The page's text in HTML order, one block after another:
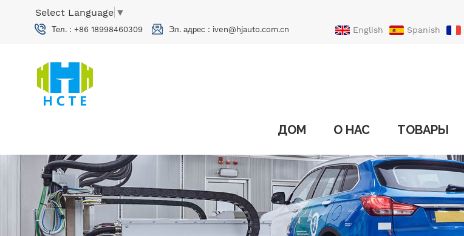
Select Language ▼
Тел. : +86 18998460309 Эл. адрес : iven@hjauto.com.cn English Spanish
ДОМ О НАС ТОВАРЫ